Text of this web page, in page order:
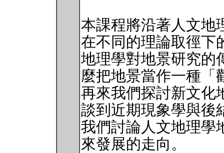
本課程將沿著人文地
在不同的理論取徑下
地理學對地景研究的
麼把地景當作一種「
再來我們探討新文化
談到近期現象學與後
我們討論人文地理學
來發展的走向。